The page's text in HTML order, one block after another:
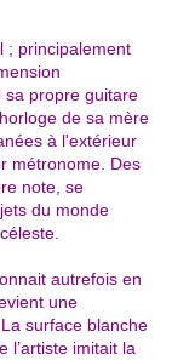
; principalement
sa propre guitare
de sa mère
à l'extérieur
métronome. Des
note, se
du monde
autrefois en
une
surface blanche
l’artiste imitait la